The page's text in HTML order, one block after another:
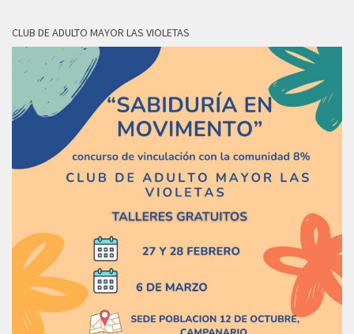
CLUB DE ADULTO MAYOR LAS VIOLETAS